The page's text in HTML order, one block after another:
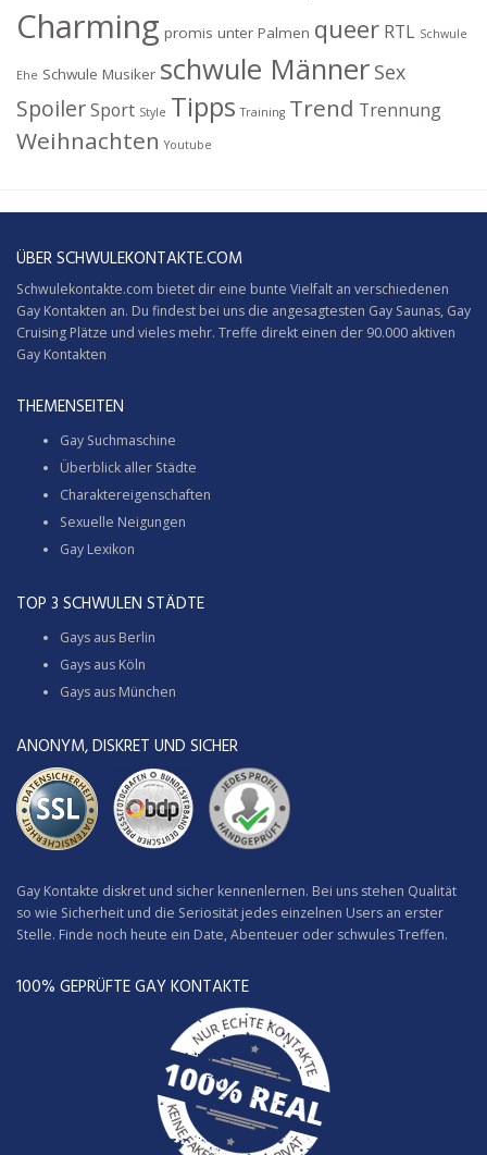
Charming promis unter Palmen queer RTL Schwule
Ehe Schwule Musiker schwule Männer Sex
SpoilerSport Style Tipps Training Trend Trennung
Weihnachten Youtube
ÜBER SCHWULEKONTAKTE.COM
Schwulekontakte.com bietet dir eine bunte Vielfalt an verschiedenen
Gay Kontakten an. Du findest bei uns die angesagtesten Gay Saunas, Gay
Cruising Plätze und vieles mehr. Treffe direkt einen der 90.000 aktiven
Gay Kontakten
THEMENSEITEN
Gay Suchmaschine
Überblick aller Städte
Charaktereigenschaften
Sexuelle Neigungen
Gay Lexikon
TOP 3 SCHWULEN STÄDTE
Gays aus Berlin
Gays aus Köln
Gays aus München
ANONYM, DISKRET UND SICHER
Gay Kontakte diskret und sicher kennenlernen. Bei uns stehen Qualität
so wie Sicherheit und die Seriosität jedes einzelnen Users an erster
Stelle. Finde noch heute ein Date, Abenteuer oder schwules Treffen.
100% GEPRÜFTE GAY KONTAKTE